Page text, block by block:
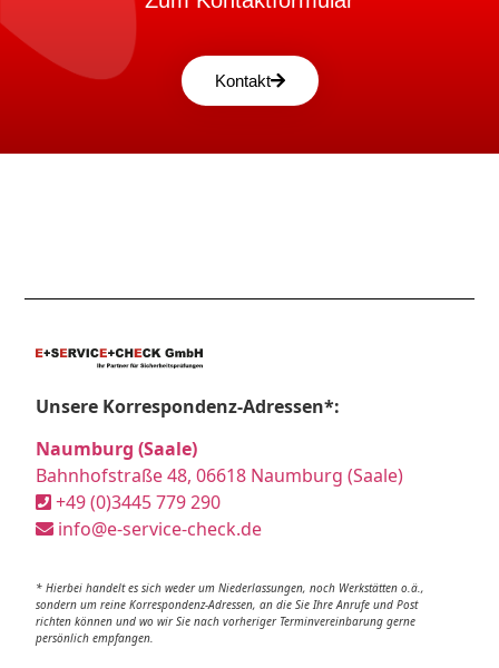
Kontakt
Unsere Korrespondenz-Adressen*:
Naumburg (Saale)
Bahnhofstraße 48, 06618 Naumburg (Saale)
+49 (0)3445 779 290
info@e-service-check.de
* Hierbei handelt es sich weder um Niederlassungen, noch Werkstätten o.ä.,
sondern um reine Korrespondenz-Adressen, an die Sie Ihre Anrufe und Post
richten können und wo wir Sie nach vorheriger Terminvereinbarung gerne
persönlich empfangen.